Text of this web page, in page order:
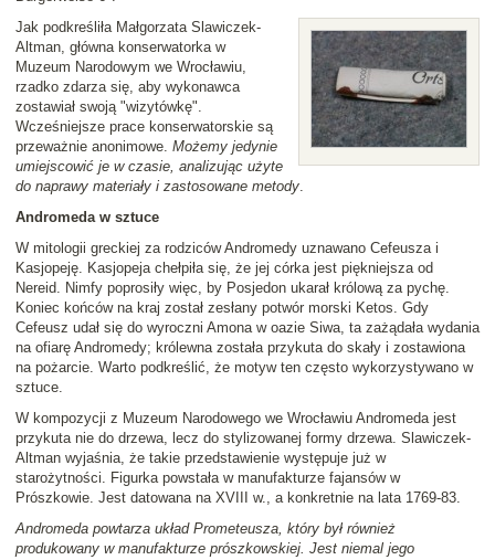
Jak podkreśliła Małgorzata Slawiczek-
Altman, główna konserwatorka w
Muzeum Narodowym we Wrocławiu,
rzadko zdarza się, aby wykonawca
zostawiał swoją "wizytówkę".
Wcześniejsze prace konserwatorskie są
przeważnie anonimowe. Możemy jedynie
umiejscowić je w czasie, analizując użyte
do naprawy materiały i zastosowane metody.
Andromeda w sztuce
W mitologii greckiej za rodziców Andromedy uznawano Cefeusza i
Kasjopeję. Kasjopeja chełpiła się, że jej córka jest piękniejsza od
Nereid. Nimfy poprosiły więc, by Posjedon ukarał królową za pychę.
Koniec końców na kraj został zesłany potwór morski Ketos. Gdy
Cefeusz udał się do wyroczni Amona w oazie Siwa, ta zażądała wydania
na ofiarę Andromedy; królewna została przykuta do skały i zostawiona
na pożarcie. Warto podkreślić, że motyw ten często wykorzystywano w
sztuce.
W kompozycji z Muzeum Narodowego we Wrocławiu Andromeda jest
przykuta nie do drzewa, lecz do stylizowanej formy drzewa. Slawiczek-
Altman wyjaśnia, że takie przedstawienie występuje już w
starożytności. Figurka powstała w manufakturze fajansów w
Prószkowie. Jest datowana na XVIII w., a konkretnie na lata 1769-83.
Andromeda powtarza układ Prometeusza, który był również
produkowany w manufakturze prószkowskiej. Jest niemal jego